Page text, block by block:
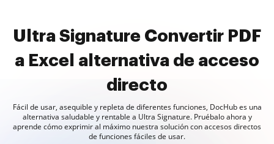
Ultra Signature Convertir PDF
a Excel alternativa de acceso
directo
Fácil de usar, asequible y repleta de diferentes funciones, DocHub es una
alternativa saludable y rentable a Ultra Signature. Pruébalo ahora y
aprende cómo exprimir al máximo nuestra solución con accesos directos
de funciones fáciles de usar.